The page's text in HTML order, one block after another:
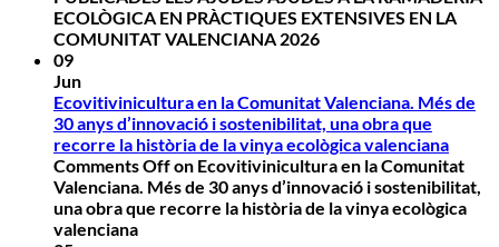
ECOLÒGICA EN PRÀCTIQUES EXTENSIVES EN LA
COMUNITAT VALENCIANA 2026
09
Jun
Ecovitivinicultura en la Comunitat Valenciana. Més de
30 anys d’innovació i sostenibilitat, una obra que
recorre la història de la vinya ecològica valenciana
Comments Offon Ecovitivinicultura en la Comunitat
Valenciana. Més de 30 anys d’innovació i sostenibilitat,
una obra que recorre la història de la vinya ecològica
valenciana